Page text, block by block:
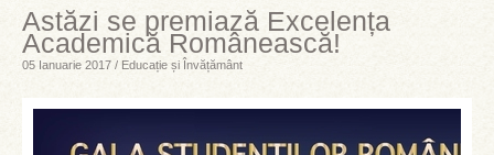
Astăzi se premiază Excelența
Academică Românească!
05 Ianuarie 2017 / Educație și Învățământ